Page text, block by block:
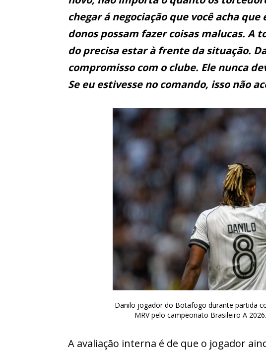
chegar á negociação que você acha
donos possam fazer coisas malucas. A
do precisa estar à frente da situação.
compromisso com o clube. Ele nunca
Se eu estivesse no comando, isso não
Danilo jogador do Botafogo durante partida
MRV pelo campeonato Brasileiro A
A avaliação interna é de que o jogador